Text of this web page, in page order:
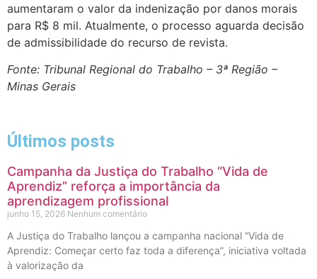
aumentaram o valor da indenização por danos morais
para R$ 8 mil. Atualmente, o processo aguarda decisão
de admissibilidade do recurso de revista.
Fonte: Tribunal Regional do Trabalho – 3ª Região –
Minas Gerais
Últimos posts
Campanha da Justiça do Trabalho “Vida de
Aprendiz” reforça a importância da
aprendizagem profissional
junho 15, 2026 Nenhum comentário
A Justiça do Trabalho lançou a campanha nacional “Vida de
Aprendiz: Começar certo faz toda a diferença”, iniciativa voltada
à valorização da